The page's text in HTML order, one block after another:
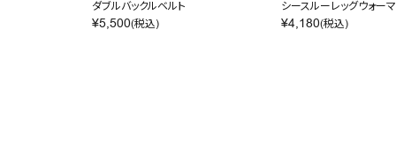
ダブルバックルベルト
¥5,500(税込)
シースルーレッグウォー
¥4,180(税込)